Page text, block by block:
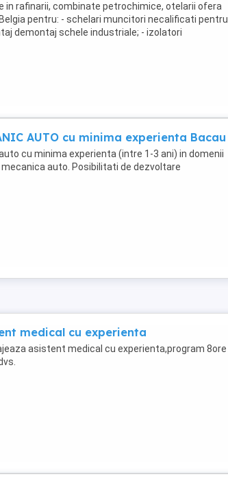
in rafinarii, combinate petrochimice, otelarii ofera
pentru: - schelari muncitori necalificati pentru
demontaj schele industriale; - izolatori
AUTO cu minima experienta Bacau
cu minima experienta (intre 1-3 ani) in domenii
auto. Posibilitati de dezvoltare
medical cu experienta
asistent medical cu experienta,program 8ore